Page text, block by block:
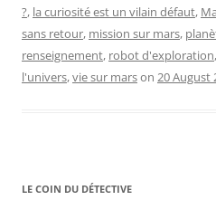
?, la curiosité est un vilain défaut,
sans retour, mission sur mars,
renseignement, robot d'exploration,
l'univers,vie sur marson 20 August
LE COIN DU DÉTECTIVE